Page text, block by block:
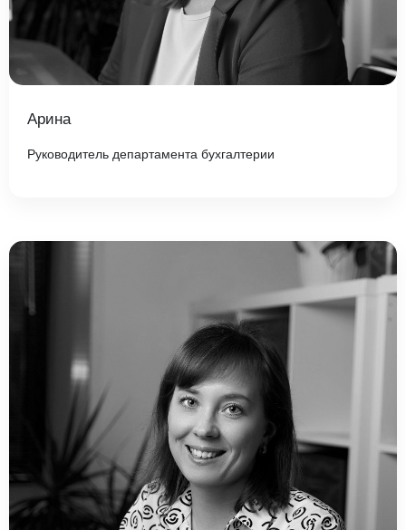
Арина
Руководитель департамента бухгалтерии